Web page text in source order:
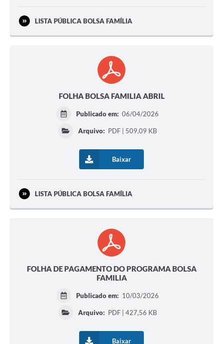
LISTA PÚBLICA BOLSA FAMÍLIA
FOLHA BOLSA FAMILIA ABRIL
Publicado em: 06/04/2026
Arquivo: PDF | 509,09 KB
Baixar
LISTA PÚBLICA BOLSA FAMÍLIA
FOLHA DE PAGAMENTO DO PROGRAMA BOLSA
FAMILIA
Publicado em: 10/03/2026
Arquivo: PDF | 427,56 KB
Baixar